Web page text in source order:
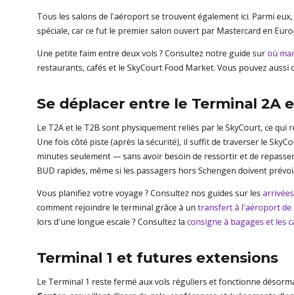
Tous les salons de l'aéroport se trouvent également ici. Parmi eux,
spéciale, car ce fut le premier salon ouvert par Mastercard en
Une petite faim entre deux vols ? Consultez notre guide suroù
restaurants, cafés et le SkyCourt Food Market. Vous pouvez aussi
Se déplacer entre le Terminal 2A
Le T2A et le T2B sont physiquement reliés par le SkyCourt, ce qui
Une fois côté piste (après la sécurité), il suffit de traverser le
minutes seulement — sans avoir besoin de ressortir et de
BUD rapides, même si les passagers hors Schengen doivent
Vous planifiez votre voyage ? Consultez nos guides sur les arrivées
comment rejoindre le terminal grâce à un transfert à l'aéroport de
lors d'une longue escale ? Consultez la consigne à bagages et les
Terminal 1 et futures extensions
Le Terminal 1 reste fermé aux vols réguliers et fonctionne